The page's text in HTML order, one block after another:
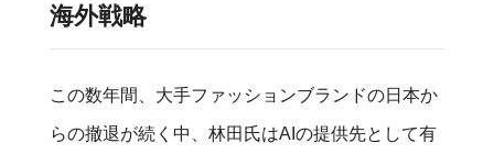
海外戦略
この数年間、大手ファッションブランドの日本か
らの撤退が続く中、林田氏はAIの提供先として有